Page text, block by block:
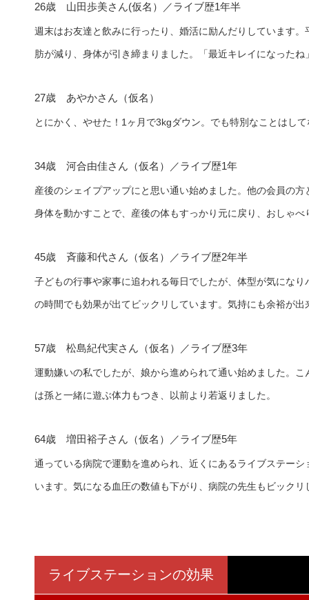
26歳 山田歩美さん(仮名）／ライブ歴1年半
週末はお友達と飲みに行ったり、婚活に励んだりしています
肪が減り、身体が引き締まりました。「最近キレイになった
27歳 あやかさん（仮名）
とにかく、やせた！1ヶ月で3kgダウン。でも特別なことはし
34歳 河合由佳さん（仮名）／ライブ歴1年
産後のシェイプアップにと思い通い始めました。他の会員の
身体を動かすことで、産後の体もすっかり元に戻り、おしゃ
45歳 斉藤和代さん（仮名）／ライブ歴2年半
子どもの行事や家事に追われる毎日でしたが、体型が気にな
の時間でも効果が出てビックリしています。気持にも余裕が
57歳 松島紀代実さん（仮名）／ライブ歴3年
運動嫌いの私でしたが、娘から進められて通い始めました。
は孫と一緒に遊ぶ体力もつき、以前より若返りました。
64歳 増田裕子さん（仮名）／ライブ歴5年
通っている病院で運動を進められ、近くにあるライブステー
います。気になる血圧の数値も下がり、病院の先生もビック
ライブステーションの効果